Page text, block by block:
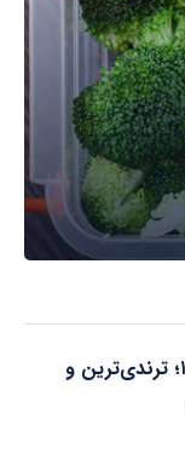
۱۵ مدل مانتو ۱۴۰۴؛ ترندی‌ترین و